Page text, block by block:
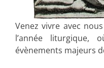
Venez vivre avec
l’année liturgique,
évènements majeurs